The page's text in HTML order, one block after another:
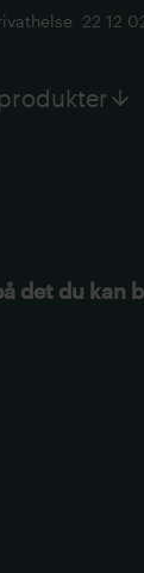
22 12
det du kan